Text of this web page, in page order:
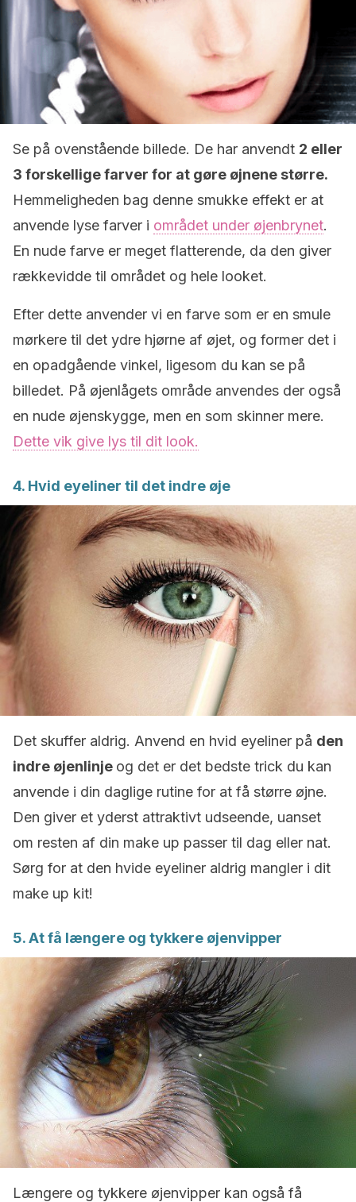
Se på ovenstående billede. De har anvendt 2 eller
3 forskellige farver for at gøre øjnene større.
Hemmeligheden bag denne smukke effekt er at
anvende lyse farver i området under øjenbrynet.
En nude farve er meget flatterende, da den giver
rækkevidde til området og hele looket.
Efter dette anvender vi en farve som er en smule
mørkere til det ydre hjørne af øjet, og former det i
en opadgående vinkel, ligesom du kan se på
billedet. På øjenlågets område anvendes der også
en nude øjenskygge, men en som skinner mere.
Dette vik give lys til dit look.
4. Hvid eyeliner til det indre øje
Det skuffer aldrig. Anvend en hvid eyeliner på den
indre øjenlinje og det er det bedste trick du kan
anvende i din daglige rutine for at få større øjne.
Den giver et yderst attraktivt udseende, uanset
om resten af din make up passer til dag eller nat.
Sørg for at den hvide eyeliner aldrig mangler i dit
make up kit!
5. At få længere og tykkere øjenvipper
Længere og tykkere øjenvipper kan også få